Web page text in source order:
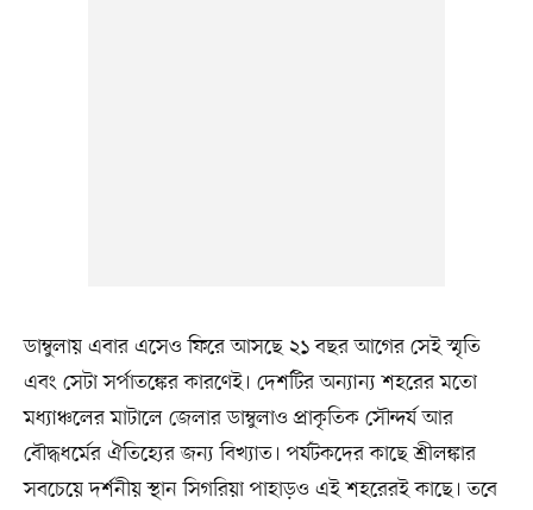
ডাম্বুলায় এবার এসেও ফিরে আসছে ২১ বছর আগের সেই স্মৃতি
এবং সেটা সর্পাতঙ্কের কারণেই। দেশটির অন্যান্য শহরের মতো
মধ্যাঞ্চলের মাটালে জেলার ডাম্বুলাও প্রাকৃতিক সৌন্দর্য আর
বৌদ্ধধর্মের ঐতিহ্যের জন্য বিখ্যাত। পর্যটকদের কাছে শ্রীলঙ্কার
সবচেয়ে দর্শনীয় স্থান সিগরিয়া পাহাড়ও এই শহরেরই কাছে। তবে